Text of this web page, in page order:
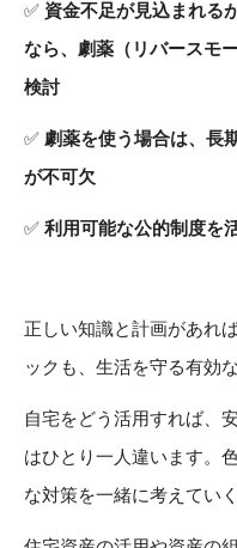
✅ 資金不足が見込まれる
なら、劇薬（リバースモ
検討
✅ 劇薬を使う場合は、長
が不可欠
✅ 利用可能な公的制度を
正しい知識と計画があれ
ックも、生活を守る有効
自宅をどう活用すれば、
はひとり一人違います。
な対策を一緒に考えてい